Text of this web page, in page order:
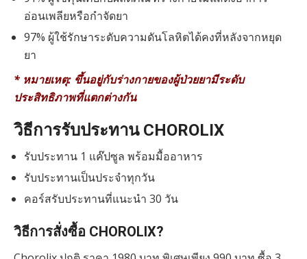
อ่อนเพลียหรือกำจัดยา
97% ผู้ใช้รักษาระดับความดันโลหิตได้คงที่หลังจากหยุด
ยา
* หมายเหตุ: ขึ้นอยู่กับร่างกายของผู้ป่วยยามีระดับ
ประสิทธิภาพที่แตกต่างกัน
วิธีการรับประทาน CHOROLIX
รับประทาน 1 แค๊ปซูล พร้อมมื้ออาหาร
รับประทานเป็นประจำทุกวัน
คอร์สรับประทานที่แนะนำ 30 วัน
วิธีการสั่งซื้อ CHOROLIX?